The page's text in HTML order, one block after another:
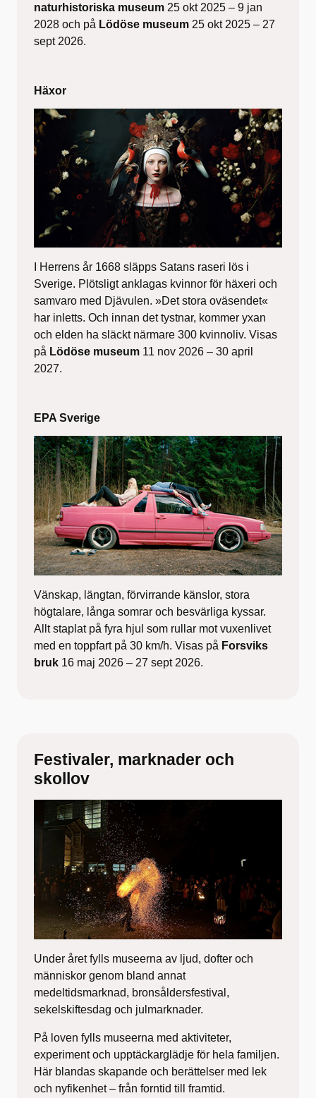
naturhistoriska museum 25 okt 2025 – 9 jan
2028 och på Lödöse museum 25 okt 2025 – 27
sept 2026.
Häxor
I Herrens år 1668 släpps Satans raseri lös i
Sverige. Plötsligt anklagas kvinnor för häxeri och
samvaro med Djävulen. »Det stora oväsendet«
har inletts. Och innan det tystnar, kommer yxan
och elden ha släckt närmare 300 kvinnoliv. Visas
på Lödöse museum 11 nov 2026 – 30 april
2027.
EPA Sverige
Vänskap, längtan, förvirrande känslor, stora
högtalare, långa somrar och besvärliga kyssar.
Allt staplat på fyra hjul som rullar mot vuxenlivet
med en toppfart på 30 km/h. Visas på Forsviks
bruk 16 maj 2026 – 27 sept 2026.
Festivaler, marknader och
skollov
Under året fylls museerna av ljud, dofter och
människor genom bland annat
medeltidsmarknad, bronsåldersfestival,
sekelskiftesdag och julmarknader.
På loven fylls museerna med aktiviteter,
experiment och upptäckarglädje för hela familjen.
Här blandas skapande och berättelser med lek
och nyfikenhet – från forntid till framtid.